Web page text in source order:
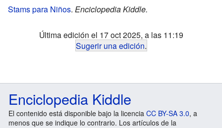
Stams para Niños. Enciclopedia Kiddle.
Última edición el 17 oct 2025, a las 11:19
Sugerir una edición.
Enciclopedia Kiddle
El contenido está disponible bajo la licencia CC BY-SA 3.0, a
menos que se indique lo contrario. Los artículos de la